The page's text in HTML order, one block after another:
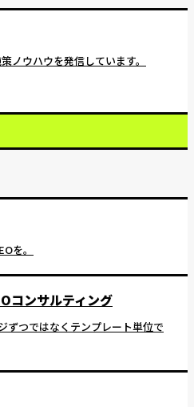
ノウハウを発信しています。
を。
コンサルティング
ずつではなくテンプレート単位で